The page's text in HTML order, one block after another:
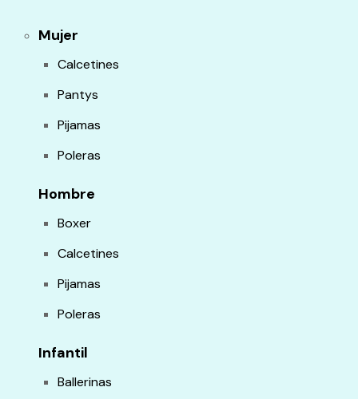
Mujer
Calcetines
Pantys
Pijamas
Poleras
Hombre
Boxer
Calcetines
Pijamas
Poleras
Infantil
Ballerinas